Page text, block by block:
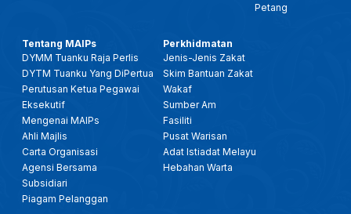
Petang
Tentang MAIPs
DYMM Tuanku Raja Perlis
DYTM Tuanku Yang DiPertua
Perutusan Ketua Pegawai
Eksekutif
Mengenai MAIPs
Ahli Majlis
Carta Organisasi
Agensi Bersama
Subsidiari
Piagam Pelanggan
Perkhidmatan
Jenis-Jenis Zakat
Skim Bantuan Zakat
Wakaf
Sumber Am
Fasiliti
Pusat Warisan
Adat Istiadat Melayu
Hebahan Warta